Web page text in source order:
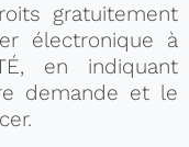
gratuitement
électronique à
en indiquant
demande et le